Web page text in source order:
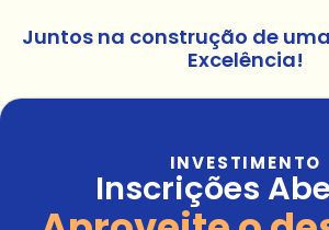
Juntos na construção de
Excelência!
INVESTIMENTO
Inscrições